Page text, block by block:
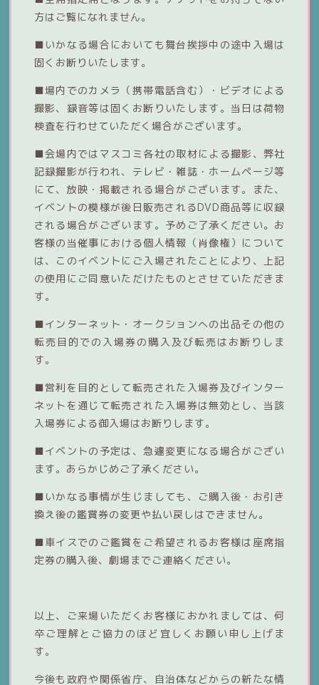
方はご覧になれません。
■いかなる場合においても舞台挨拶中の途中入場は
固くお断りいたします。
■場内でのカメラ（携帯電話含む）・ビデオによる
撮影、録音等は固くお断りいたします。当日は荷物
検査を行わせていただく場合がございます。
■会場内ではマスコミ各社の取材による撮影、弊社
記録撮影が行われ、テレビ・雑誌・ホームページ等
にて、放映・掲載される場合がございます。また、
イベントの模様が後日販売されるDVD商品等に収録
される場合がございます。予めご了承ください。お
客様の当催事における個人情報（肖像権）について
は、このイベントにご入場されたことにより、上記
の使用にご同意いただけたものとさせていただきま
す。
■インターネット・オークションへの出品その他の
転売目的での入場券の購入及び転売はお断りしま
す。
■営利を目的として転売された入場券及びインター
ネットを通じて転売された入場券は無効とし、当該
入場券による御入場はお断りします。
■イベントの予定は、急遽変更になる場合がござい
ます。あらかじめご了承ください。
■いかなる事情が生じましても、ご購入後・お引き
換え後の鑑賞券の変更や払い戻しはできません。
■車イスでのご鑑賞をご希望されるお客様は座席指
定券の購入後、劇場までご連絡ください。
以上、ご来場いただくお客様におかれましては、何
卒ご理解とご協力のほど宜しくお願い申し上げま
す。
今後も政府や関係省庁、自治体などからの新たな情